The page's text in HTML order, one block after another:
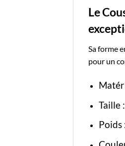
Le
Sa forme
pour un
Taille
Poids